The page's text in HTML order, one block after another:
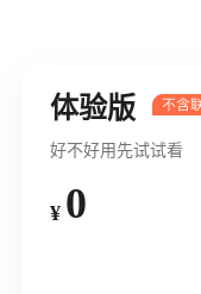
体验版
好不好用先试试看
¥ 0